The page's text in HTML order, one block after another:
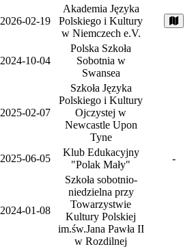
2026-02-19
Akademia Języka
Polskiego i Kultury
w Niemczech e.V.
2024-10-04
Polska Szkoła
Sobotnia w
Swansea
2025-02-07
Szkoła Języka
Polskiego i Kultury
Ojczystej w
Newcastle Upon
Tyne
2025-06-05
Klub Edukacyjny
"Polak Mały"
-
2024-01-08
Szkoła sobotnio-
niedzielna przy
Towarzystwie
Kultury Polskiej
im.św.Jana Pawła II
w Rozdilnej